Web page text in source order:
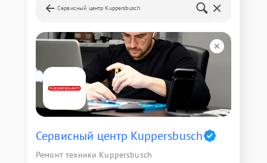
Сервисный центр Kuppersbusch
Сервисный центр Kuppersbusch
Ремонт техники Kuppersbusch